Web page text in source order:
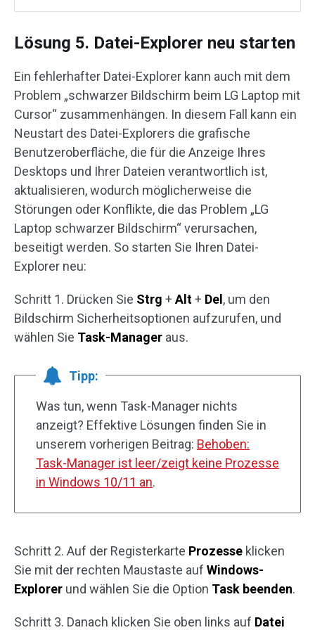
Lösung 5. Datei-Explorer neu starten
Ein fehlerhafter Datei-Explorer kann auch mit dem
Problem „schwarzer Bildschirm beim LG Laptop mit
Cursor“ zusammenhängen. In diesem Fall kann ein
Neustart des Datei-Explorers die grafische
Benutzeroberfläche, die für die Anzeige Ihres
Desktops und Ihrer Dateien verantwortlich ist,
aktualisieren, wodurch möglicherweise die
Störungen oder Konflikte, die das Problem „LG
Laptop schwarzer Bildschirm“ verursachen,
beseitigt werden. So starten Sie Ihren Datei-
Explorer neu:
Schritt 1. Drücken Sie Strg + Alt+ Del, um den
Bildschirm Sicherheitsoptionen aufzurufen, und
wählen Sie Task-Manager aus.
Tipp:
Was tun, wenn Task-Manager nichts
anzeigt? Effektive Lösungen finden Sie in
unserem vorherigen Beitrag: Behoben:
Task-Manager ist leer/zeigt keine Prozesse
in Windows 10/11 an.
Schritt 2. Auf der Registerkarte Prozesse klicken
Sie mit der rechten Maustaste auf Windows-
Explorer und wählen Sie die Option Task beenden.
Schritt 3. Danach klicken Sie oben links auf Datei